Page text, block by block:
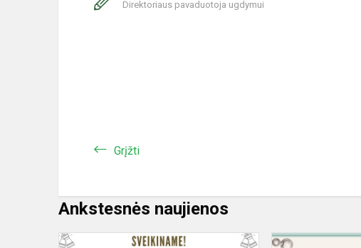
Direktoriaus pavaduotoja ugdymui
Grįžti
Ankstesnės naujienos
Rajoninės